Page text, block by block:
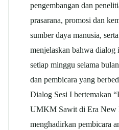
pengembangan dan
prasarana, promosi dan
sumber daya manusia,
menjelaskan bahwa dialog
setiap minggu selama
dan pembicara yang
Dialog Sesi I bertemakan
UMKM Sawit di Era New
menghadirkan pembicara